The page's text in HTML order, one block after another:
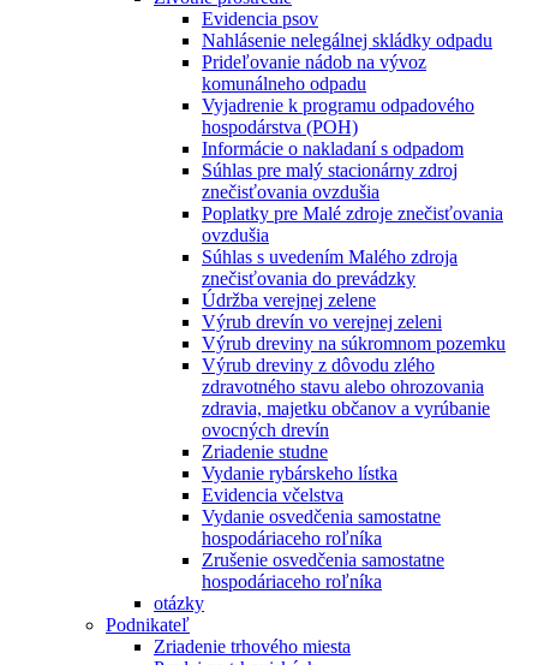
Evidencia psov
Nahlásenie nelegálnej skládky odpadu
Prideľovanie nádob na vývoz
komunálneho odpadu
Vyjadrenie k programu odpadového
hospodárstva (POH)
Informácie o nakladaní s odpadom
Súhlas pre malý stacionárny zdroj
znečisťovania ovzdušia
Poplatky pre Malé zdroje znečisťovania
ovzdušia
Súhlas s uvedením Malého zdroja
znečisťovania do prevádzky
Údržba verejnej zelene
Výrub drevín vo verejnej zeleni
Výrub dreviny na súkromnom pozemku
Výrub dreviny z dôvodu zlého
zdravotného stavu alebo ohrozovania
zdravia, majetku občanov a vyrúbanie
ovocných drevín
Zriadenie studne
Vydanie rybárskeho lístka
Evidencia včelstva
Vydanie osvedčenia samostatne
hospodáriaceho roľníka
Zrušenie osvedčenia samostatne
hospodáriaceho roľníka
otázky
Podnikateľ
Zriadenie trhového miesta